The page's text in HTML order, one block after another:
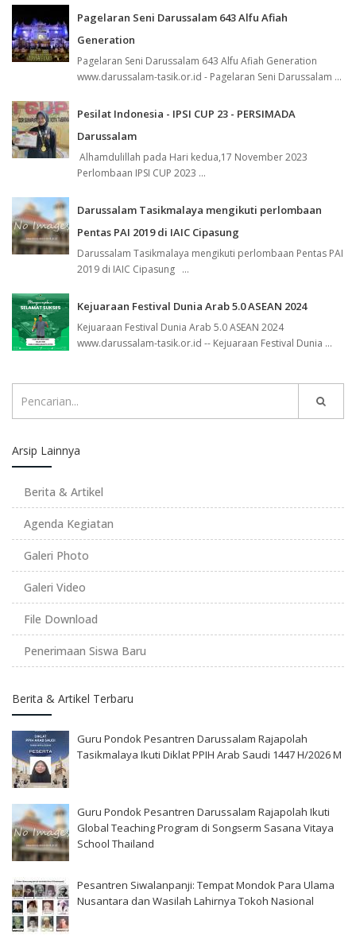
Pagelaran Seni Darussalam 643 Alfu Afiah
Generation
Pagelaran Seni Darussalam 643 Alfu Afiah Generation
www.darussalam-tasik.or.id - Pagelaran Seni Darussalam ...
Pesilat Indonesia - IPSI CUP 23 - PERSIMADA
Darussalam
Alhamdulillah pada Hari kedua,17 November 2023
Perlombaan IPSI CUP 2023 ...
Darussalam Tasikmalaya mengikuti perlombaan
Pentas PAI 2019 di IAIC Cipasung
Darussalam Tasikmalaya mengikuti perlombaan Pentas PAI
2019 di IAIC Cipasung ...
Kejuaraan Festival Dunia Arab 5.0 ASEAN 2024
Kejuaraan Festival Dunia Arab 5.0 ASEAN 2024
www.darussalam-tasik.or.id -- Kejuaraan Festival Dunia ...
Arsip Lainnya
Berita & Artikel
Agenda Kegiatan
Galeri Photo
Galeri Video
File Download
Penerimaan Siswa Baru
Berita & Artikel Terbaru
Guru Pondok Pesantren Darussalam Rajapolah
Tasikmalaya Ikuti Diklat PPIH Arab Saudi 1447 H/2026 M
Guru Pondok Pesantren Darussalam Rajapolah Ikuti
Global Teaching Program di Songserm Sasana Vitaya
School Thailand
Pesantren Siwalanpanji: Tempat Mondok Para Ulama
Nusantara dan Wasilah Lahirnya Tokoh Nasional